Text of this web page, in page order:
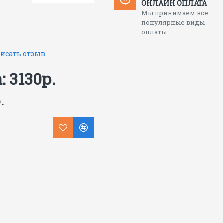
декоративной
манжетами,
ткацкую. В
видимости.
отзыв
ОНЛАЙН ОПЛАТА
Мы принимаем все
популярные виды
оплаты